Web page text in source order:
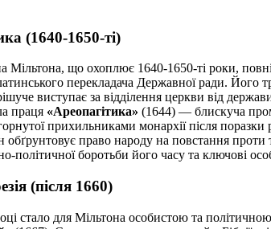
(1640-1650-ті)
Мільтона, що охоплює 1640-1650-ті роки,
перекладача Державної ради. Його
виступає за відділення церкви від
праця «Ареопагітика» (1644) — блискуча
прихильниками монархії після поразки
обґрунтовує право народу на повстання
політичної боротьби його часу та ключові
(після 1660)
стало для Мільтона особистою та